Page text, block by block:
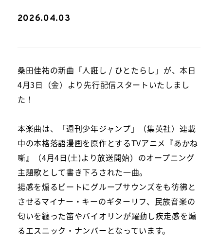
2026.04.03
桑田佳祐の新曲「人誑し / ひとたらし」が、本日
4月3日（金）より先行配信スタートいたしまし
た！
本楽曲は、「週刊少年ジャンプ」（集英社）連載
中の本格落語漫画を原作とするTVアニメ『あかね
噺』（4月4日(土)より放送開始）のオープニング
主題歌として書き下ろされた一曲。
揚感を煽るビートにグループサウンズをも彷彿と
させるマイナー・キーのギターリフ、民族音楽の
匂いを纏った笛やバイオリンが躍動し疾走感を煽
るエスニック・ナンバーとなっています。